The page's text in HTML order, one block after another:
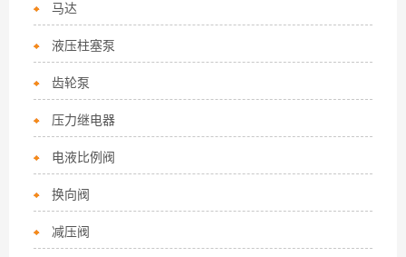
马达
液压柱塞泵
齿轮泵
压力继电器
电液比例阀
换向阀
减压阀